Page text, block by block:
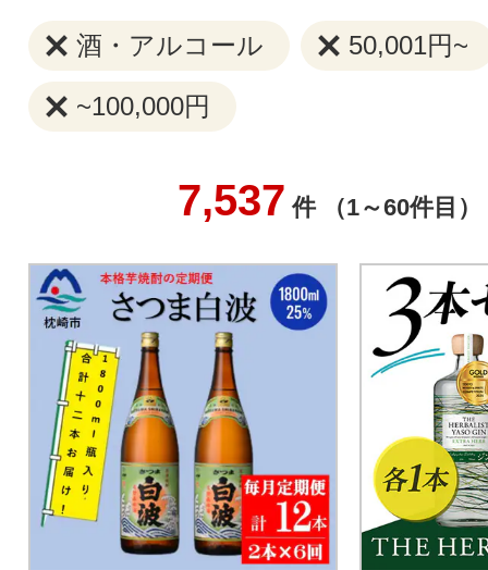
酒・アルコール 50,001円~
~100,000円
7,537 件 （1～60件目）